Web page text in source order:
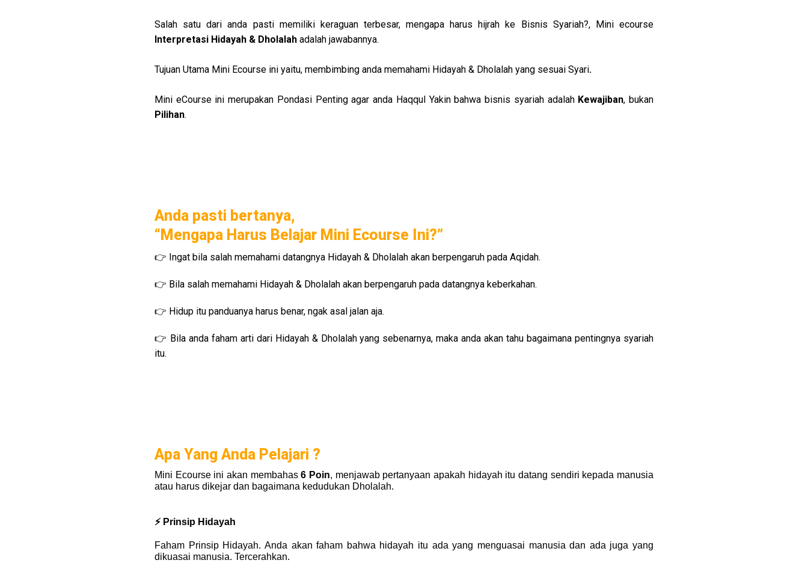
Interpretasi Hidayah & Dholalah adalah jawabannya.
Tujuan Utama Mini Ecourse ini yaitu, membimbing anda memahami Hidayah & Dholalah yang sesuai Syari.
Mini eCourse ini merupakan Pondasi Penting agar anda Haqqul Yakin bahwa bisnis syariah adalah Kewajiban
Pilihan.
Anda pasti bertanya,
“Mengapa Harus Belajar Mini Ecourse Ini?”
👉 Ingat bila salah memahami datangnya Hidayah & Dholalah akan berpengaruh pada Aqidah.
👉 Bila salah memahami Hidayah & Dholalah akan berpengaruh pada datangnya keberkahan.
👉 Hidup itu panduanya harus benar, ngak asal jalan aja.
👉 Bila anda faham arti dari Hidayah & Dholalah yang sebenarnya, maka anda akan tahu bagaimana pentingnya syariah
itu.
Apa Yang Anda Pelajari ?
Mini Ecourse ini akan membahas 6 Poin, menjawab pertanyaan apakah hidayah itu datang sendiri kepada manusia
atau harus dikejar dan bagaimana kedudukan Dholalah.
⚡ Prinsip Hidayah
Faham Prinsip Hidayah. Anda akan faham bahwa hidayah itu ada yang menguasai manusia dan ada juga yang
dikuasai manusia. Tercerahkan.